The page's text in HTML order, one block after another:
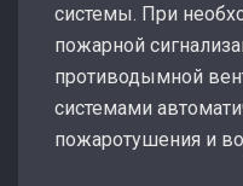
системы. При
пожарной
противодымной
системами
пожаротушения и